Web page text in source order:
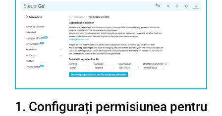
1. Configurați permisiunea pentru